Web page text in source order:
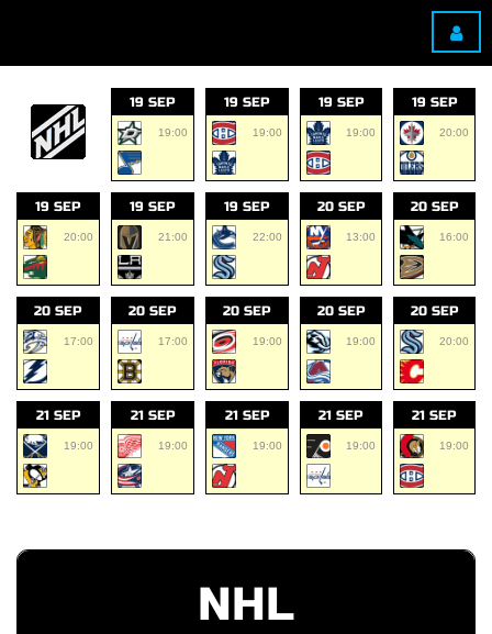
19 SEP
19:00
19 SEP
19:00
19 SEP
19:00
19 SEP
20:00
19 SEP
20:00
19 SEP
21:00
19 SEP
22:00
20 SEP
13:00
20 SEP
16:00
20 SEP
17:00
20 SEP
17:00
20 SEP
19:00
20 SEP
19:00
20 SEP
20:00
21 SEP
19:00
21 SEP
19:00
21 SEP
19:00
21 SEP
19:00
21 SEP
19:00
NHL